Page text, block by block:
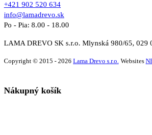
+421 902 520 634
info@lamadrevo.sk
Po - Pia: 8.00 - 18.00
LAMA DREVO SK s.r.o. Mlynská 980/65, 029
Copyright © 2015 - 2026 Lama Drevo s.r.o. Websites
Nákupný košík